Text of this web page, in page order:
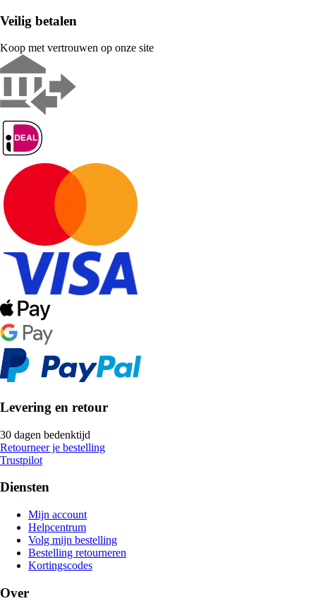
Veilig betalen
Koop met vertrouwen op onze site
Levering en retour
30 dagen bedenktijd
Retourneer je bestelling
Trustpilot
Diensten
Mijn account
Helpcentrum
Volg mijn bestelling
Bestelling retourneren
Kortingscodes
Over